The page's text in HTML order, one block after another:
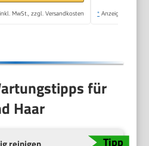
&
MwSt., zzgl. Versandkosten * Anzeige
für
Haar